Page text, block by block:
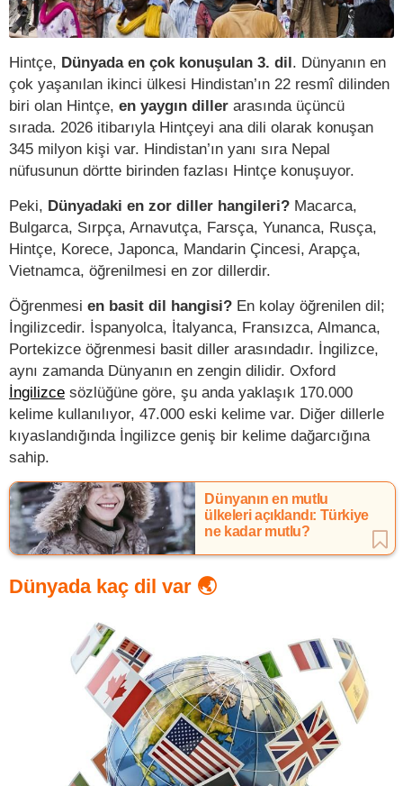
Hintçe, Dünyada en çok konuşulan 3. dil. Dünyanın en
çok yaşanılan ikinci ülkesi Hindistan’ın 22 resmî dilinden
biri olan Hintçe, en yaygın diller arasında üçüncü
sırada. 2026 itibarıyla Hintçeyi ana dili olarak konuşan
345 milyon kişi var. Hindistan’ın yanı sıra Nepal
nüfusunun dörtte birinden fazlası Hintçe konuşuyor.
Peki, Dünyadaki en zor diller hangileri? Macarca,
Bulgarca, Sırpça, Arnavutça, Farsça, Yunanca, Rusça,
Hintçe, Korece, Japonca, Mandarin Çincesi, Arapça,
Vietnamca, öğrenilmesi en zor dillerdir.
Öğrenmesi en basit dil hangisi? En kolay öğrenilen dil;
İngilizcedir. İspanyolca, İtalyanca, Fransızca, Almanca,
Portekizce öğrenmesi basit diller arasındadır. İngilizce,
aynı zamanda Dünyanın en zengin dilidir. Oxford
İngilizce sözlüğüne göre, şu anda yaklaşık 170.000
kelime kullanılıyor, 47.000 eski kelime var. Diğer dillerle
kıyaslandığında İngilizce geniş bir kelime dağarcığına
sahip.
Dünyanın en mutlu
ülkeleri açıklandı: Türkiye
ne kadar mutlu?
Dünyada kaç dil var 🌏